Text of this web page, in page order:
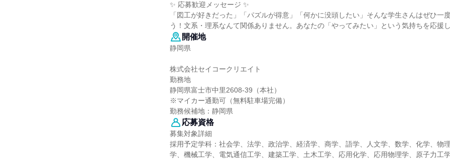
✨ 応募歓迎メッセージ ✨
「図工が好きだった」「パズルが得意」「何かに没頭したい」そんな学生さんはぜひ一
う！文系・理系なんて関係ありません。あなたの「やってみたい」という気持ちを応援し
開催地
静岡県
株式会社セイコークリエイト
勤務地
静岡県富士市中里2608-39（本社）
※マイカー通勤可（無料駐車場完備）
勤務候補地：静岡県
応募資格
募集対象詳細
採用予定学科：社会学、法学、政治学、経済学、商学、語学、人文学、数学、化学、物
学、機械工学、電気通信工学、建築工学、土木工学、応用化学、応用物理学、原子力工